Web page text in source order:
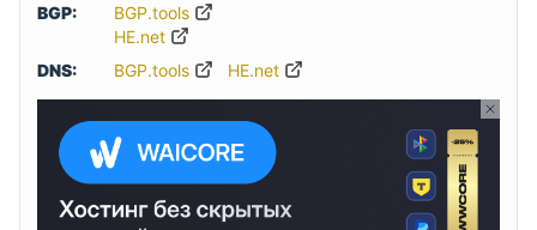
BGP:
BGP.tools
HE.net
DNS:
BGP.tools HE.net